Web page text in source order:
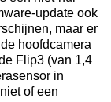
update ook
maar er
hoofdcamera
Flip3 (van 1,4
in
of een